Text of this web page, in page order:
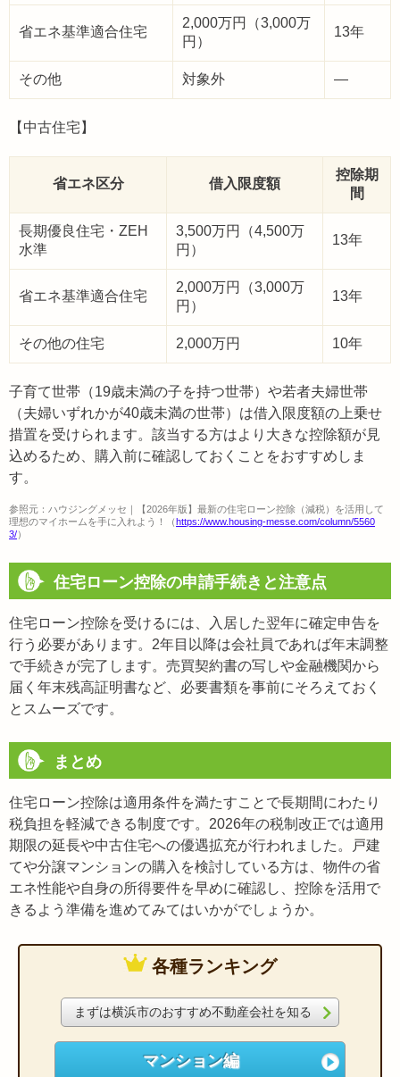
省エネ基準適合住宅
2,000万円（3,000万
円）
13年
その他 対象外 ―
【中古住宅】
省エネ区分 借入限度額
控除期
間
長期優良住宅・ZEH
水準
3,500万円（4,500万
円）
13年
省エネ基準適合住宅
2,000万円（3,000万
円）
13年
その他の住宅 2,000万円 10年
子育て世帯（19歳未満の子を持つ世帯）や若者夫婦世帯
（夫婦いずれかが40歳未満の世帯）は借入限度額の上乗せ
措置を受けられます。該当する方はより大きな控除額が見
込めるため、購入前に確認しておくことをおすすめしま
す。
参照元：ハウジングメッセ｜【2026年版】最新の住宅ローン控除（減税）を活用して
理想のマイホームを手に入れよう！（https://www.housing-messe.com/column/5560
3/）
住宅ローン控除の申請手続きと注意点
住宅ローン控除を受けるには、入居した翌年に確定申告を
行う必要があります。2年目以降は会社員であれば年末調整
で手続きが完了します。売買契約書の写しや金融機関から
届く年末残高証明書など、必要書類を事前にそろえておく
とスムーズです。
まとめ
住宅ローン控除は適用条件を満たすことで長期間にわたり
税負担を軽減できる制度です。2026年の税制改正では適用
期限の延長や中古住宅への優遇拡充が行われました。戸建
てや分譲マンションの購入を検討している方は、物件の省
エネ性能や自身の所得要件を早めに確認し、控除を活用で
きるよう準備を進めてみてはいかがでしょうか。
各種ランキング
まずは横浜市のおすすめ不動産会社を知る
マンション編